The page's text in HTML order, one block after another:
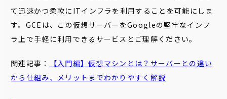
て迅速かつ柔軟にITインフラを利用することを可能にしま
す。GCEは、この仮想サーバーをGoogleの堅牢なインフ
ラ上で手軽に利用できるサービスとご理解ください。
関連記事： 【入門編】仮想マシンとは？ サーバー との違い
から仕組み、メリットまでわかりやすく解説